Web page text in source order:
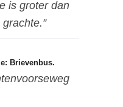
is groter dan
Brievenbus.